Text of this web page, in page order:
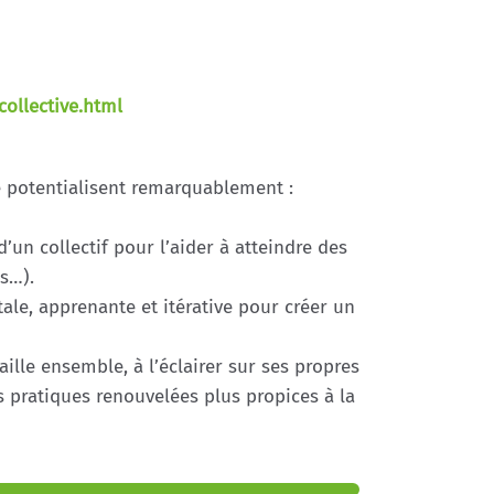
remarquablement :
collectif pour l’aider à atteindre des
apprenante et itérative pour créer un
ensemble, à l’éclairer sur ses propres
renouvelées plus propices à la